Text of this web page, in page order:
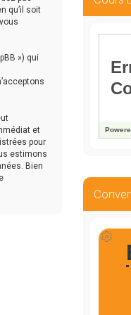
qu’il soit
») qui
et
pour
estimons
Bien